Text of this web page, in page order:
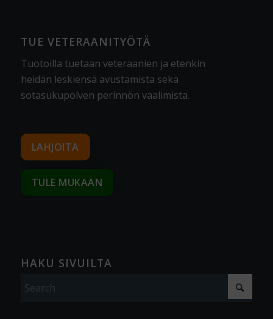
TUE VETERAANITYÖTÄ
Tuotoilla tuetaan veteraanien ja etenkin
heidän leskiensä avustamista sekä
sotasukupolven perinnön vaalimista.
LAHJOITA
TULE MUKAAN
HAKU SIVUILTA